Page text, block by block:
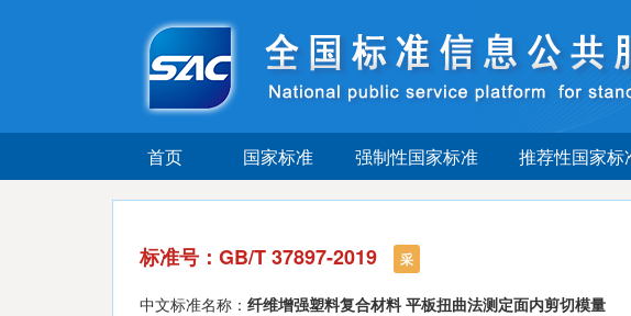
首页 国家标准 强制性国家标准 推荐性国家标
标准号：GB/T 37897-2019 采
中文标准名称： 纤维增强塑料复合材料 平板扭曲法测定面内剪切模量